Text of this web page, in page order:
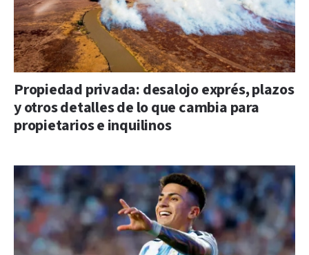
Propiedad privada: desalojo exprés, plazos
y otros detalles de lo que cambia para
propietarios e inquilinos